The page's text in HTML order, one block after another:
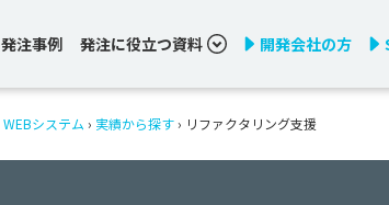
発注事例 発注に役立つ資料 開発会社の方
WEBシステム › 実績から探す › リファクタリング支援